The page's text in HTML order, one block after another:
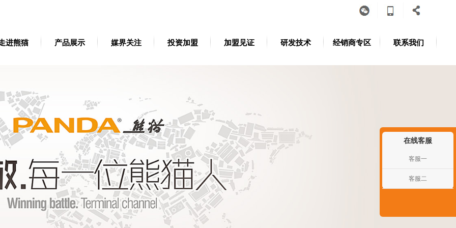
进熊猫 产品展示 媒界关注 投资加盟 加盟见证 研发技术 经销商专区 联系我们
在线客服
客服一
客服二